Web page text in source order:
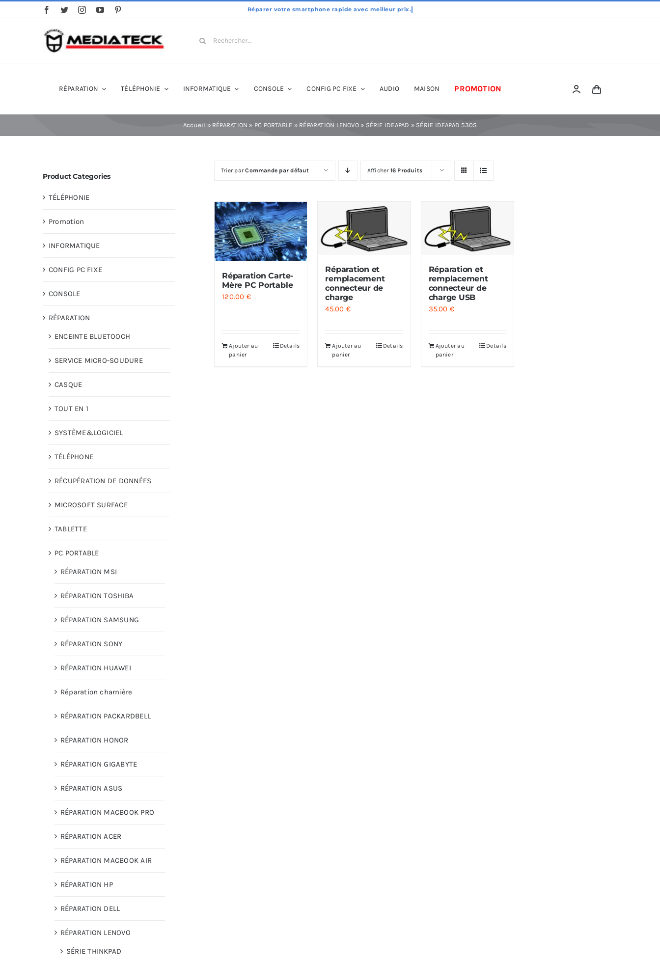
Search
RÉPARATION TÉLÉPHONIE INFORMATIQUE CONSOLE CONFIG PC FIXE AUDIO MAISON PROMOTION
Accueil » RÉPARATION » PC PORTABLE » RÉPARATION LENOVO» SÉRIE IDEAPAD » SÉRIE IDEAPAD 530S
Trier parCommande par défaut Afficher 16 Produits
Réparation Carte-
Mère PC Portable
120.00 €
Ajouter au
panier
Details
Réparation et
remplacement
connecteur de
charge
45.00 €
Ajouter au
panier
Details
Réparation et
remplacement
connecteur de
charge USB
35.00 €
Ajouter au
panier
Details
Product Categories
TÉLÉPHONIE
Promotion
INFORMATIQUE
CONFIG PC FIXE
CONSOLE
RÉPARATION
ENCEINTE BLUETOOCH
SERVICE MICRO-SOUDURE
CASQUE
TOUT EN 1
SYSTÈME&LOGICIEL
TÉLÉPHONE
RÉCUPÉRATION DE DONNÉES
MICROSOFT SURFACE
TABLETTE
PC PORTABLE
RÉPARATION MSI
RÉPARATION TOSHIBA
RÉPARATION SAMSUNG
RÉPARATION SONY
RÉPARATION HUAWEI
Réparation charnière
RÉPARATION PACKARDBELL
RÉPARATION HONOR
RÉPARATION GIGABYTE
RÉPARATION ASUS
RÉPARATION MACBOOK PRO
RÉPARATION ACER
RÉPARATION MACBOOK AIR
RÉPARATION HP
RÉPARATION DELL
RÉPARATION LENOVO
SÉRIE THINKPAD